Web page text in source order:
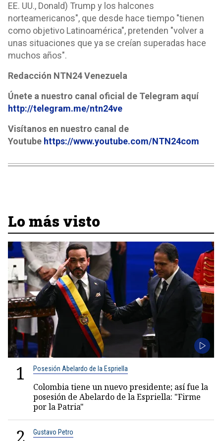
EE. UU., Donald) Trump y los halcones
norteamericanos", que desde hace tiempo "tienen
como objetivo Latinoamérica", pretenden "volver a
unas situaciones que ya se creían superadas hace
muchos años".
Redacción NTN24 Venezuela
Únete a nuestro canal oficial de Telegram aquí
http://telegram.me/ntn24ve
Visítanos en nuestro canal de
Youtube https://www.youtube.com/NTN24com
Lo más visto
1 Posesión Abelardo de la Espriella
Colombia tiene un nuevo presidente; así fue la
posesión de Abelardo de la Espriella: "Firme
por la Patria"
Gustavo Petro